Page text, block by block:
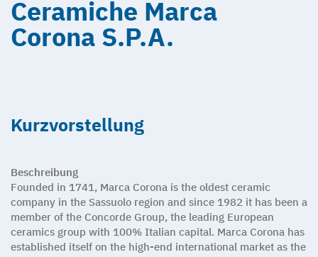
Ceramiche Marca
Corona S.P.A.
Kurzvorstellung
Beschreibung
Founded in 1741, Marca Corona is the oldest ceramic
company in the Sassuolo region and since 1982 it has been a
member of the Concorde Group, the leading European
ceramics group with 100% Italian capital. Marca Corona has
established itself on the high-end international market as the